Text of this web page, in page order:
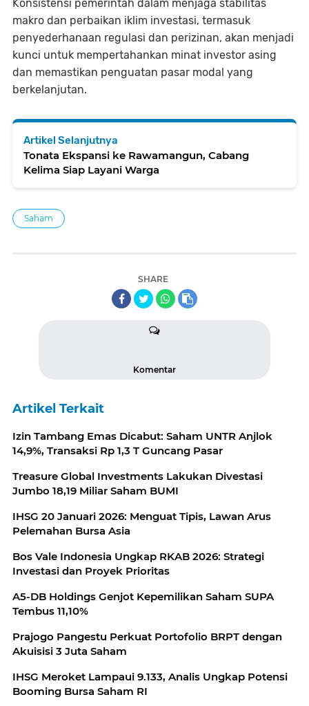
Konsistensi pemerintah dalam menjaga stabilitas
makro dan perbaikan iklim investasi, termasuk
penyederhanaan regulasi dan perizinan, akan menjadi
kunci untuk mempertahankan minat investor asing
dan memastikan penguatan pasar modal yang
berkelanjutan.
Artikel Selanjutnya
Tonata Ekspansi ke Rawamangun, Cabang
Kelima Siap Layani Warga
Saham
SHARE
Komentar
Artikel Terkait
Izin Tambang Emas Dicabut: Saham UNTR Anjlok
14,9%, Transaksi Rp 1,3 T Guncang Pasar
Treasure Global Investments Lakukan Divestasi
Jumbo 18,19 Miliar Saham BUMI
IHSG 20 Januari 2026: Menguat Tipis, Lawan Arus
Pelemahan Bursa Asia
Bos Vale Indonesia Ungkap RKAB 2026: Strategi
Investasi dan Proyek Prioritas
A5-DB Holdings Genjot Kepemilikan Saham SUPA
Tembus 11,10%
Prajogo Pangestu Perkuat Portofolio BRPT dengan
Akuisisi 3 Juta Saham
IHSG Meroket Lampaui 9.133, Analis Ungkap Potensi
Booming Bursa Saham RI